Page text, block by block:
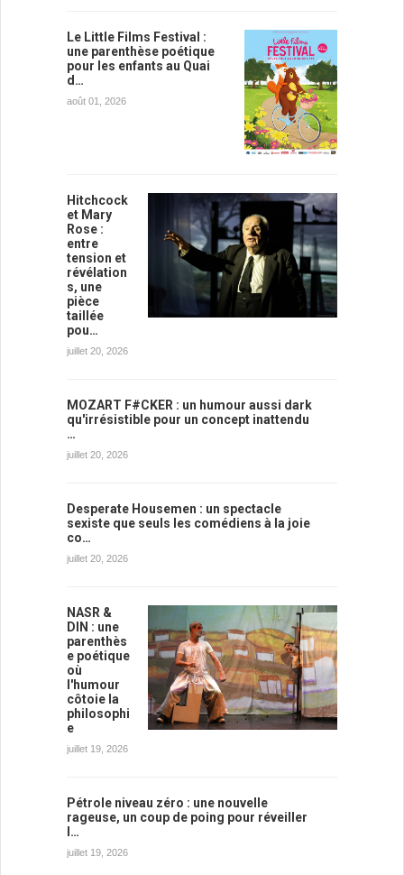
Le Little Films Festival :
une parenthèse poétique
pour les enfants au Quai
d…
août 01, 2026
Hitchcock
et Mary
Rose :
entre
tension et
révélation
s, une
pièce
taillée
pou…
juillet 20, 2026
MOZART F#CKER : un humour aussi dark
qu'irrésistible pour un concept inattendu
…
juillet 20, 2026
Desperate Housemen : un spectacle
sexiste que seuls les comédiens à la joie
co…
juillet 20, 2026
NASR &
DIN : une
parenthès
e poétique
où
l'humour
côtoie la
philosophi
e
juillet 19, 2026
Pétrole niveau zéro : une nouvelle
rageuse, un coup de poing pour réveiller
l…
juillet 19, 2026